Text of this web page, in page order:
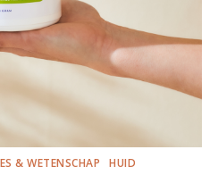
& WETENSCHAP HUID